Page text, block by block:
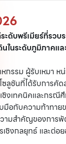
ดับพรีเมียร์ที่รว
ในระดับภูมิภาคแล
รรม ผู้รับเหมา
ซลูชันที่ได้รับการ
ชิงเทคนิคและกรณี
กับความท้าทายข
มสำคัญของการ
ชิงกลยุทธ์ และต่อ